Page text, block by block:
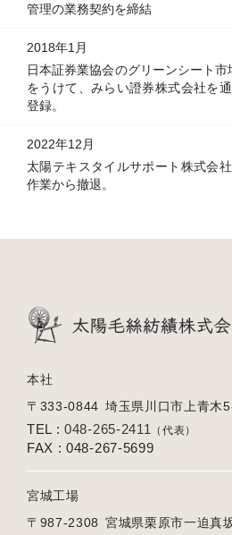
管理の業務契約を締結
2018年1月
日本証券業協会のグリーンシート
をうけて、みらい證券株式会社を
登録。
2022年12月
太陽テキスタイルサポート株式会
作業から撤退。
本社
〒333-0844 埼玉県川口市上青木
TEL :048-265-2411 （代表）
FAX : 048-267-5699
宮城工場
〒987-2308 宮城県栗原市一迫真